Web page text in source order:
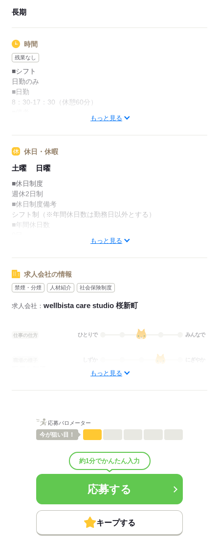
長期
時間
残業なし
■シフト
日勤のみ
■日勤
8：30-17：30（休憩60分）
もっと見る
休日・休暇
土曜 日曜
■休日制度
週休2日制
■休日制度備考
シフト制（※年間休日数は勤務日以外とする）
■年間休日数
もっと見る
求人会社の情報
禁煙・分煙 人材紹介 社会保険制度
求人会社： wellbista care studio 桜新町
仕事の仕方 ひとりで みんなで
にぎやか
■試用期間の待遇変更有無：有
■試用期間中の労働条件：処遇改善手当は3か月後から支給■その他福
※加入保険は勤務日数に応じて変動（法定通り）
◆定期健康診断
◆予防接種補助金制度
◆食事補助
■その他手当：
送迎業務兼務 時給 1,450円
処遇改善手当：200円/時
もっと見る
応募バロメーター
今が狙い目！
約1分でかんたん入力
応募する
キープする